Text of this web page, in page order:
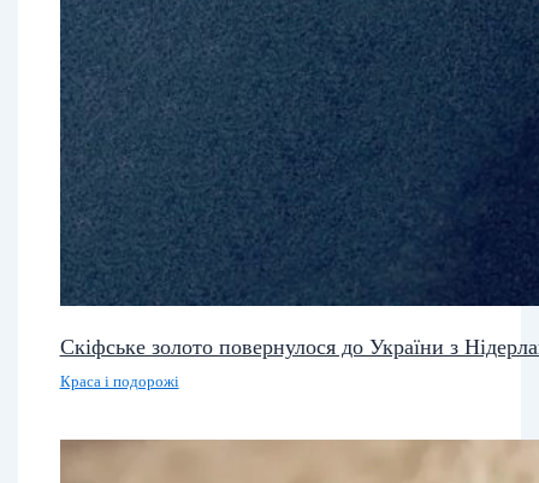
Скіфське золото повернулося до України з
Краса і подорожі